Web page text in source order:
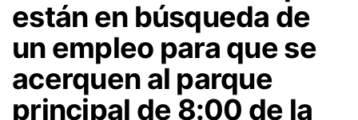
están en búsqueda de
un empleo para que se
acerquen al parque
principal de 8:00 de la